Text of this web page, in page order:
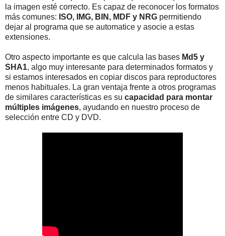
la imagen esté correcto. Es capaz de reconocer los formatos
más comunes: ISO, IMG, BIN, MDF y NRG permitiendo
dejar al programa que se automatice y asocie a estas
extensiones.
Otro aspecto importante es que calcula las bases Md5 y
SHA1, algo muy interesante para determinados formatos y
si estamos interesados en copiar discos para reproductores
menos habituales. La gran ventaja frente a otros programas
de similares características es su capacidad para montar
múltiples imágenes, ayudando en nuestro proceso de
selección entre CD y DVD.